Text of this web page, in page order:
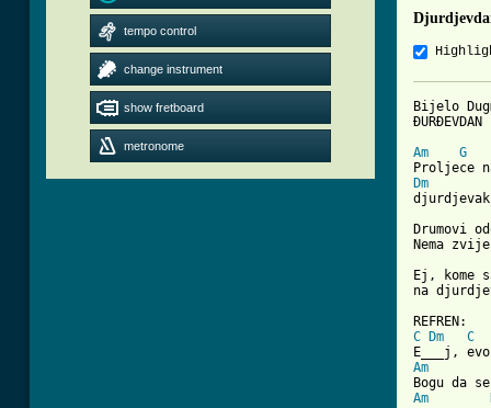
tempo control
change instrument
show fretboard
metronome
Bijelo
ĐURĐEVDAN
Am
G
Dm
Drumovi
Nema
Ej, kome
C
Dm
C
Am
Am